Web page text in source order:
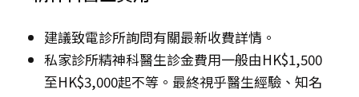
建議致電診所詢問有關最新收費詳情。
私家診所精神科醫生診金費用一般由HK$1,500
至HK$3,000起不等。最終視乎醫生經驗、知名